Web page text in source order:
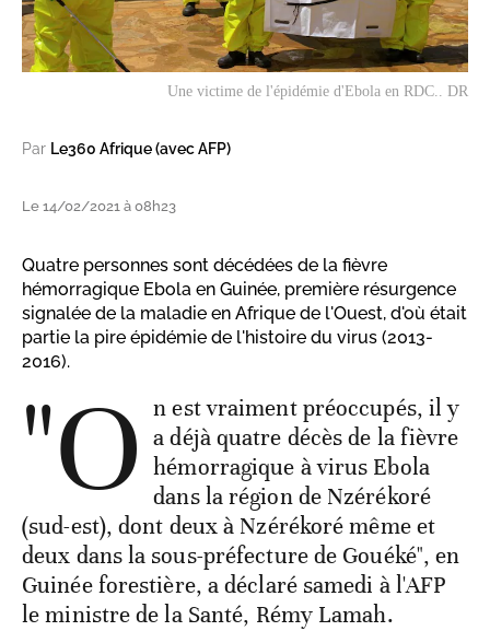
Une victime de l'épidémie d'Ebola en RDC.. DR
Par Le360 Afrique (avec AFP)
Le 14/02/2021 à 08h23
Quatre personnes sont décédées de la fièvre
hémorragique Ebola en Guinée, première résurgence
signalée de la maladie en Afrique de l'Ouest, d'où était
partie la pire épidémie de l'histoire du virus (2013-
2016).
"O n est vraiment préoccupés, il y
a déjà quatre décès de la fièvre
hémorragique à virus Ebola
dans la région de Nzérékoré
(sud-est), dont deux à Nzérékoré même et
deux dans la sous-préfecture de Gouéké", en
Guinée forestière, a déclaré samedi à l'AFP
le ministre de la Santé, Rémy Lamah.